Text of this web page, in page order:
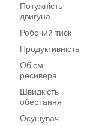
Потужність
двигуна
Робочий тиск
Продуктивність
Об'єм
ресивера
Швидкість
обертання
Осушувач